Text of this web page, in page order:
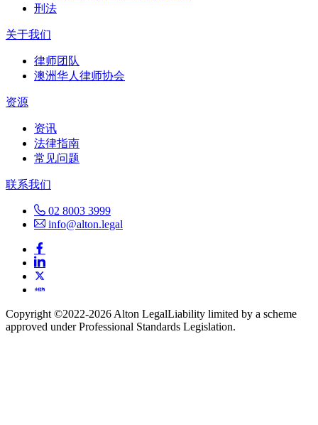
刑法
关于我们
律师团队
澳洲华人律师协会
资源
资讯
法律指南
常见问题
联系我们
02 8003 3999
info@alton.legal
Copyright ©️2022-2026 Alton LegalLiability limited by a scheme
approved under Professional Standards Legislation.